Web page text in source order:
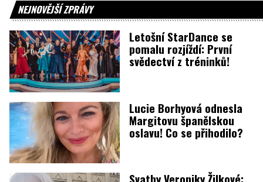
NEJNOVĚJŠÍ ZPRÁVY
Letošní StarDance se
pomalu rozjíždí: První
svědectví z tréninků!
Lucie Borhyová odnesla
Margitovu španělskou
oslavu! Co se přihodilo?
Svatby Veroniky Žilkové: